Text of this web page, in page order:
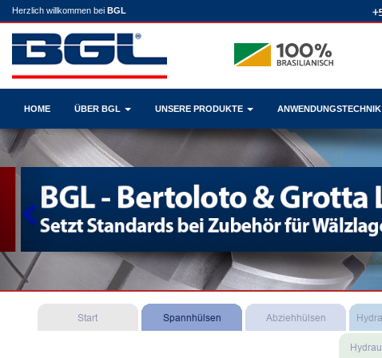
Herzlich willkommen bei BGL
HOME ÜBER BGL UNSERE PRODUKTE ANWENDUNGSTECHNIK
Previous